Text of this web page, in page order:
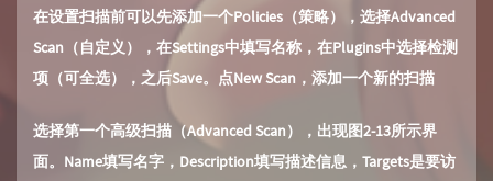
在设置扫描前可以先添加一个Policies（策略），选择Advanced
Scan（自定义），在Settings中填写名称，在Plugins中选择检测
项（可全选），之后Save。点New Scan，添加一个新的扫描
选择第一个高级扫描（Advanced Scan），出现图2-13所示界
面。Name填写名字，Description填写描述信息，Targets是要访